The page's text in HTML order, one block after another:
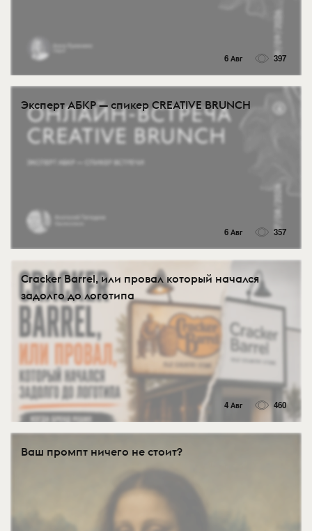
6 Авг 397
Эксперт АБКР — спикер CREATIVE BRUNCH
6 Авг 357
Cracker Barrel, или провал который начался
задолго до логотипа
4 Авг 460
Ваш промпт ничего не стоит?